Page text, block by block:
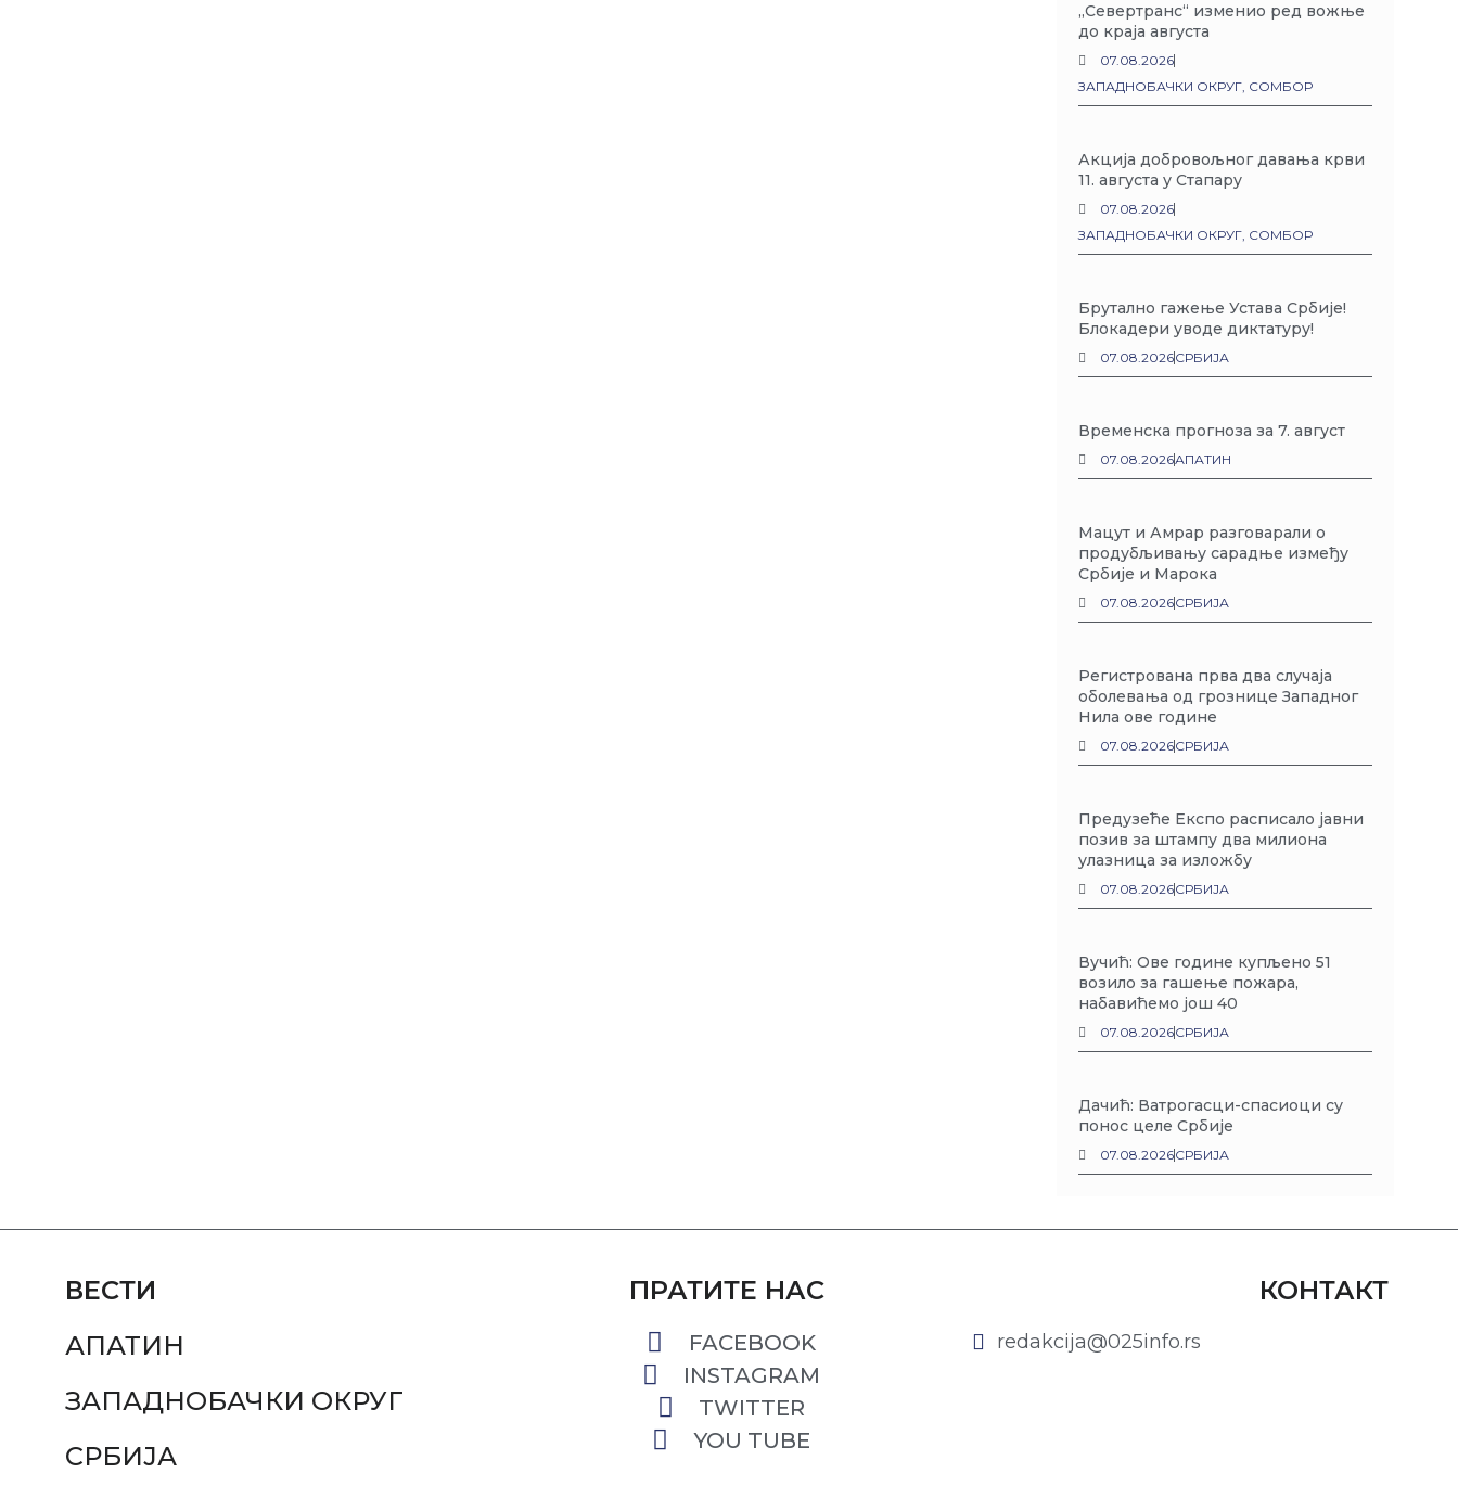
„Севертранс“ изменио ред вожње
до краја августа
07.08.2026
ЗАПАДНОБАЧКИ ОКРУГ, СОМБОР
Акција добровољног давања крви
11. августа у Стапару
07.08.2026
ЗАПАДНОБАЧКИ ОКРУГ, СОМБОР
Брутално гажење Устава Србије!
Блокадери уводе диктатуру!
07.08.2026СРБИЈА
Временска прогноза за 7. август
07.08.2026АПАТИН
Мацут и Амрар разговарали о
продубљивању сарадње између
Србије и Марока
07.08.2026СРБИЈА
Регистрована прва два случаја
оболевања од грознице Западног
Нила ове године
07.08.2026СРБИЈА
Предузеће Експо расписало јавни
позив за штампу два милиона
улазница за изложбу
07.08.2026СРБИЈА
Вучић: Ове године купљено 51
возило за гашење пожара,
набавићемо још 40
07.08.2026СРБИЈА
Дачић: Ватрогасци-спасиоци су
понос целе Србије
07.08.2026СРБИЈА
ВЕСТИ
АПАТИН
ЗАПАДНОБАЧКИ ОКРУГ
СРБИЈА
ПРАТИТЕ НАС
FACEBOOK
INSTAGRAM
TWITTER
YOU TUBE
КОНТАКТ
redakcija@025info.rs